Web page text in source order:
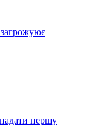
надати першу